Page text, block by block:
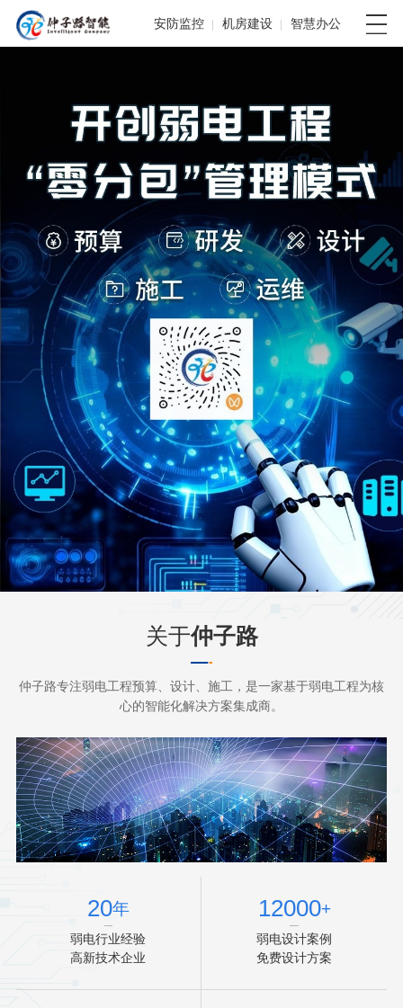
安防监控 机房建设 智慧办公
关于仲子路
仲子路专注弱电工程预算、设计、施工，是一家基于弱电工程为核
心的智能化解决方案集成商。
20年
弱电行业经验
高新技术企业
12000+
弱电设计案例
免费设计方案